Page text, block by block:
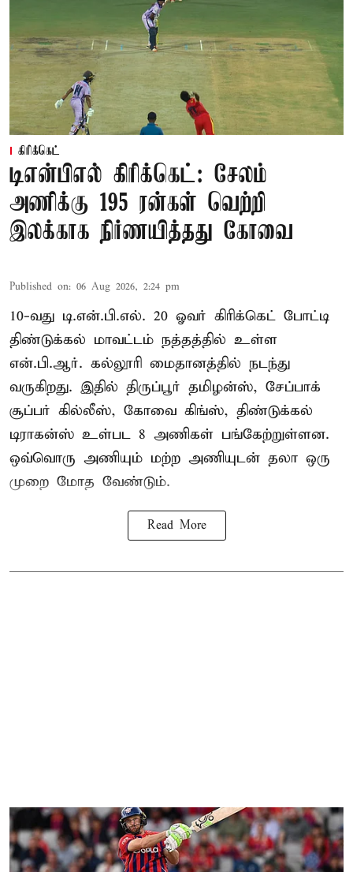
கிரிக்கெட்
டிஎன்பிஎல் கிரிக்கெட்: சேலம்
அணிக்கு 195 ரன்கள் வெற்றி
இலக்காக நிர்ணயித்தது கோவை
Published on: 06 Aug 2026, 2:24 pm
10-வது டி.என்.பி.எல். 20 ஓவர் கிரிக்கெட் போட்டி
திண்டுக்கல் மாவட்டம் நத்தத்தில் உள்ள
என்.பி.ஆர். கல்லூரி மைதானத்தில் நடந்து
வருகிறது. இதில் திருப்பூர் தமிழன்ஸ், சேப்பாக்
சூப்பர் கில்லீஸ், கோவை கிங்ஸ், திண்டுக்கல்
டிராகன்ஸ் உள்பட 8 அணிகள் பங்கேற்றுள்ளன.
ஒவ்வொரு அணியும் மற்ற அணியுடன் தலா ஒரு
முறை மோத வேண்டும்.
Read More